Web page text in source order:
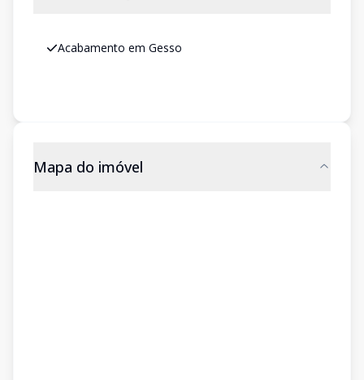
Acabamento em Gesso
Mapa do imóvel